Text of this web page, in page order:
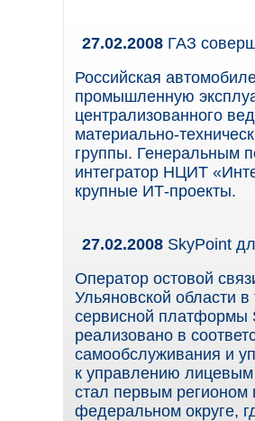
27.02.2008 ГАЗ
Российская
промышленную
централизованного
материально-
группы. Генеральным
интегратор НЦИТ
крупные ИТ-проекты.
27.02.2008 SkyPoint
Оператор остовой
Ульяновской области
сервисной платформы
реализовано в
самообслуживания и
к управлению лицевым
стал первым регионом
федеральном округе,